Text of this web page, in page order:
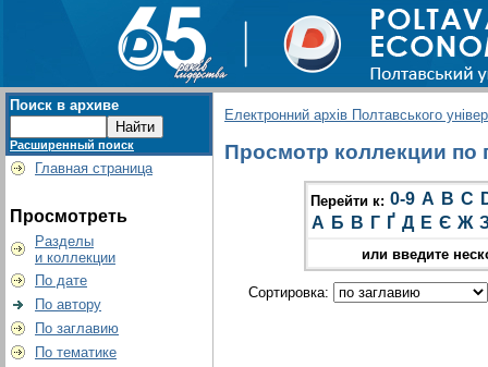
Поиск в архиве
Расширенный поиск
Главная страница
Просмотреть
Разделы
и коллекции
По дате
По автору
По заглавию
По тематике
Електронний архів Полтавського
Просмотр коллекции по
Перейти к: 0-9 A B C
А Б В Г Ґ Д Е Є Ж
или введите
Сортировка: